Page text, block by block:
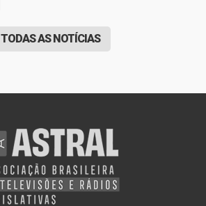
TODAS AS NOTÍCIAS